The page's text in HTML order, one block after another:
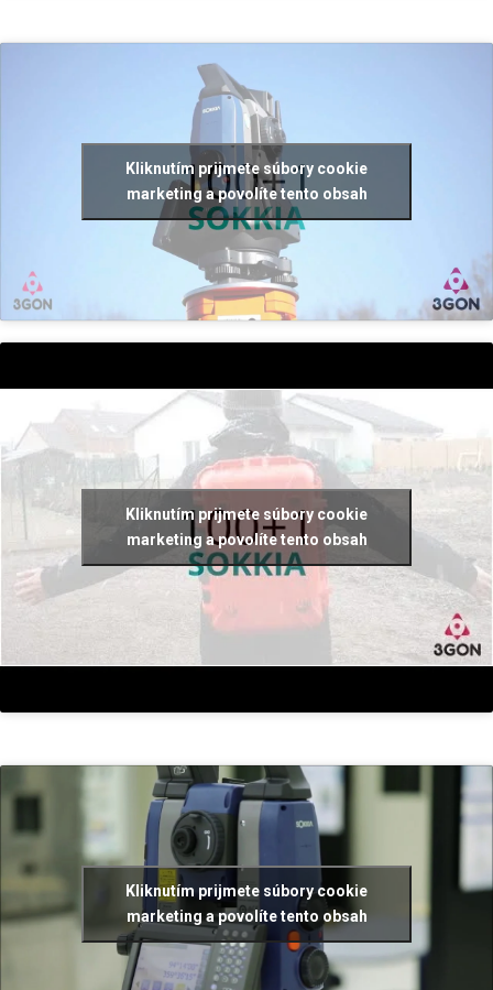
Kliknutím prijmete súbory cookie
marketing a povolíte tento obsah
Kliknutím prijmete súbory cookie
marketing a povolíte tento obsah
Kliknutím prijmete súbory cookie
marketing a povolíte tento obsah